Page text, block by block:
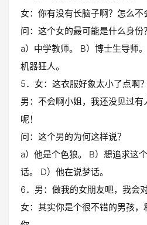
女：你有没有长脑子啊？怎么不
问：这个女的最可能是什么身份？
a）中学教师。 B）博士生导师
机器狂人。
5．女：这衣服好象太小了点啊
男：不会啊小姐，我还没见过
呢！
问：这个男的为何这样说？
a）他是个色狼。 B）想追求这
话。 D）他在说梦话。
6．男：做我的女朋友吧，我会
女：其实你是个很不错的男孩，